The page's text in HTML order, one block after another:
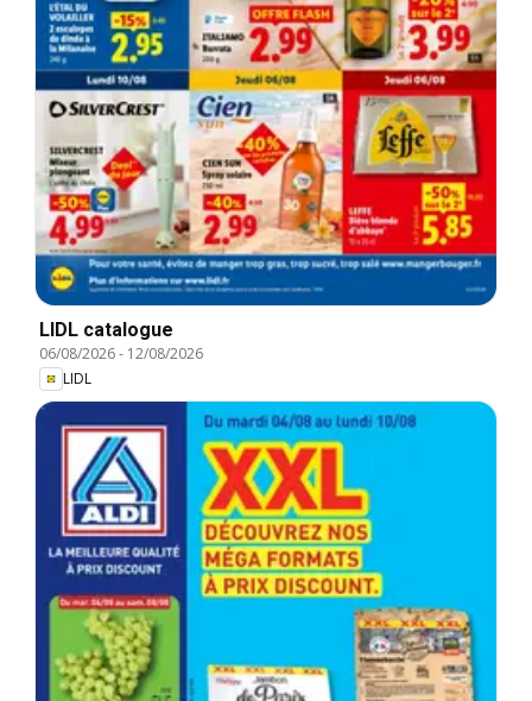
LIDL catalogue
06/08/2026- 12/08/2026
LIDL